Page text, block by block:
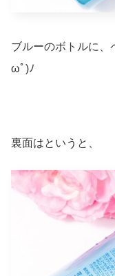
ブルーのボトルに、
ωﾟ)ﾉ
裏面はというと、